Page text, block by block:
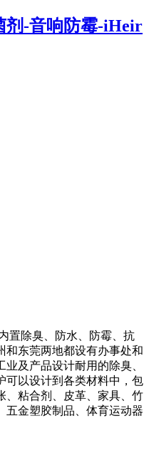
除臭、防水、防霉、抗
和东莞两地都设有办事处和
及产品设计耐用的除臭、
可以设计到各类材料中，包
、粘合剂、皮革、家具、竹
五金塑胶制品、体育运动器